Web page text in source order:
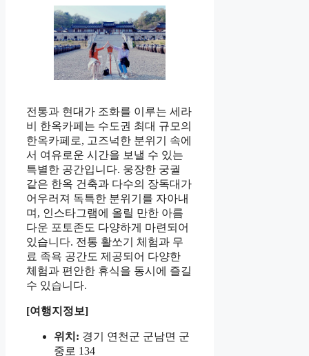
전통과 현대가 조화를 이루는 세라
비 한옥카페는 수도권 최대 규모의
한옥카페로, 고즈넉한 분위기 속에
서 여유로운 시간을 보낼 수 있는
특별한 공간입니다. 웅장한 궁궐
같은 한옥 건축과 다수의 장독대가
어우러져 독특한 분위기를 자아내
며, 인스타그램에 올릴 만한 아름
다운 포토존도 다양하게 마련되어
있습니다. 전통 활쏘기 체험과 무
료 족욕 공간도 제공되어 다양한
체험과 편안한 휴식을 동시에 즐길
수 있습니다.
[여행지정보]
위치: 경기 연천군 군남면 군
중로 134